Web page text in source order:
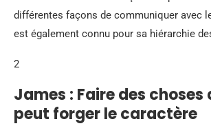
différentes façons de communiquer avec
est également connu pour sa hiérarchie
2
James : Faire des
peut forger le caractère